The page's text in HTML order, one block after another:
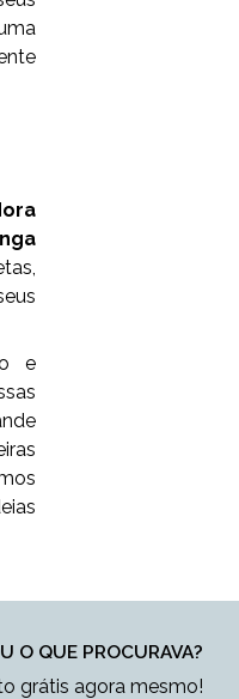
e
O QUE PROCURAVA?
grátis agora mesmo!